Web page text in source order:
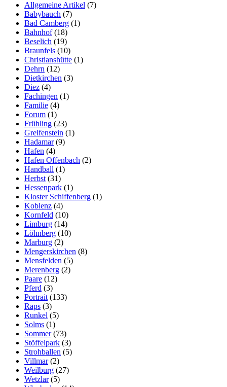
Allgemeine Artikel (7)
Babybauch (7)
Bad Camberg (1)
Bahnhof(18)
Beselich (19)
Braunfels (10)
Christianshütte (1)
Dehrn (12)
Dietkirchen (3)
Diez (4)
Fachingen (1)
Familie (4)
Forum (1)
Frühling (23)
Greifenstein (1)
Hadamar(9)
Hafen (4)
Hafen Offenbach (2)
Handball (1)
Herbst (31)
Hessenpark (1)
Kloster Schiffenberg (1)
Koblenz (4)
Kornfeld (10)
Limburg (14)
Löhnberg (10)
Marburg (2)
Mengerskirchen (8)
Mensfelden (5)
Merenberg (2)
Paare (12)
Pferd (3)
Portrait (133)
Raps (3)
Runkel (5)
Solms (1)
Sommer(73)
Stöffelpark (3)
Strohballen (5)
Villmar(2)
Weilburg (27)
Wetzlar(5)